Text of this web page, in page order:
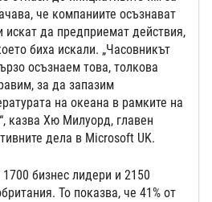
че компаниите осъзнават
искат да предприемат действия,
биха искали. „Часовникът
осъзнаем това, толкова
за да запазим
на океана в рамките на
казва Хю Милуорд, главен
дела в Microsoft UK.
бизнес лидери и 2150
То показва, че 41% от